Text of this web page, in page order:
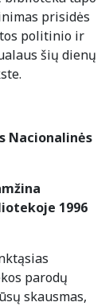
prisidės
politinio ir
šių dienų
Nacionalinės
1996
parodų
skausmas,